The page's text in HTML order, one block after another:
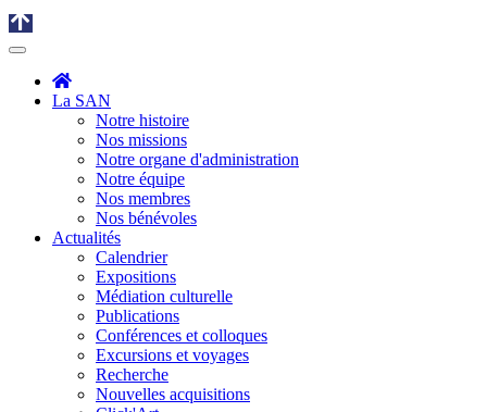
La SAN
Notre histoire
Nos missions
Notre organe d'administration
Notre équipe
Nos membres
Nos bénévoles
Actualités
Calendrier
Expositions
Médiation culturelle
Publications
Conférences et colloques
Excursions et voyages
Recherche
Nouvelles acquisitions